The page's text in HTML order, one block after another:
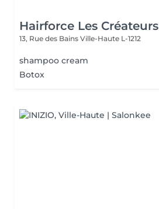
Hairforce Les Créateurs
13, Rue des Bains Ville-Haute L-1212
shampoo cream
Botox